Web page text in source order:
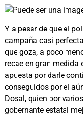
Y a pesar de que el
campaña casi
que goza, a poco
recae en gran medida
apuesta por darle
conseguidos por el
Dosal, quien por
gobernante estatal